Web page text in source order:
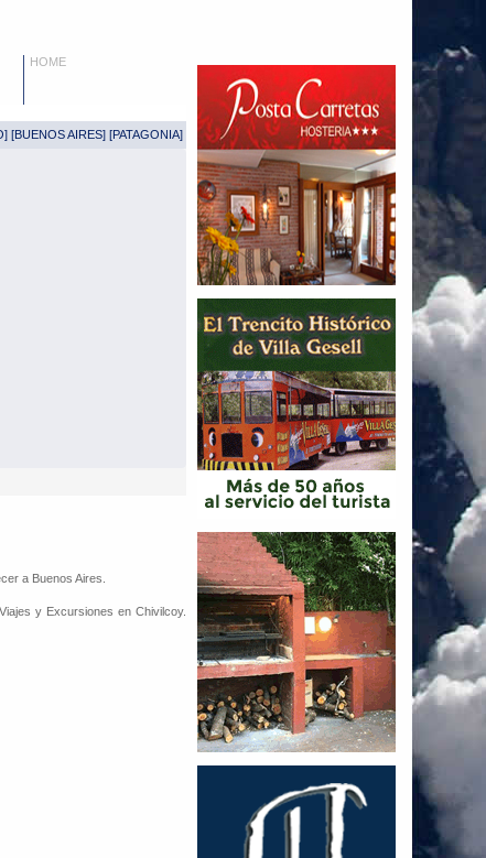
HOME
] [BUENOS AIRES] [PATAGONIA]
a Buenos Aires.
y Excursiones en Chivilcoy.